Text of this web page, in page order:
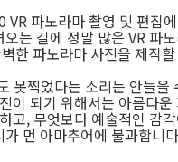
파노라마 촬영 및 편집
는 길에 정말 많은 VR 파
한 파노라마 사진을 제작
못찍었다는 소리는 안들을
이 되기 위해서는 아름다
고, 무엇보다 예술적인 감
먼 아마추어에 불과합니